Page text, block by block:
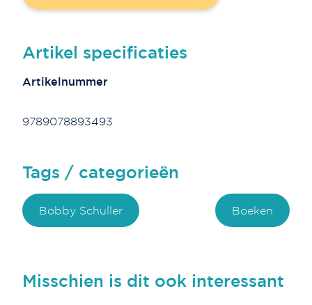
Artikel specificaties
Artikelnummer
9789078893493
Tags / categorieën
Bobby Schuller Boeken
Misschien is dit ook interessant